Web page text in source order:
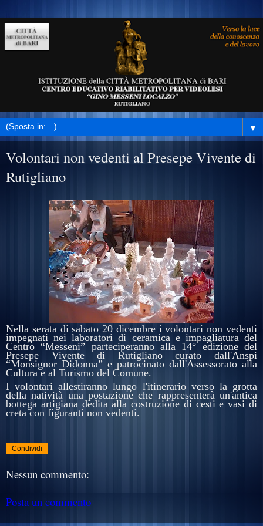
▼
Volontari non vedenti al Presepe Vivente di
Rutigliano
Nella serata di sabato 20 dicembre i volontari non vedenti
impegnati nei laboratori di ceramica e impagliatura del
Centro “Messeni” parteciperanno alla 14° edizione del
Presepe Vivente di Rutigliano curato dall'Anspi
“Monsignor Didonna” e patrocinato dall'Assessorato alla
Cultura e al Turismo del Comune.
I volontari allestiranno lungo l'itinerario verso la grotta
della natività una postazione che rappresenterà un'antica
bottega artigiana dedita alla costruzione di cesti e vasi di
creta con figuranti non vedenti.
Condividi
Nessun commento:
Posta un commento